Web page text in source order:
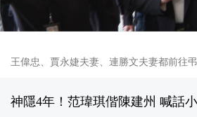
王偉忠、賈永婕夫妻、連勝文夫妻都前往
神隱4年！范瑋琪偕陳建州 喊話小